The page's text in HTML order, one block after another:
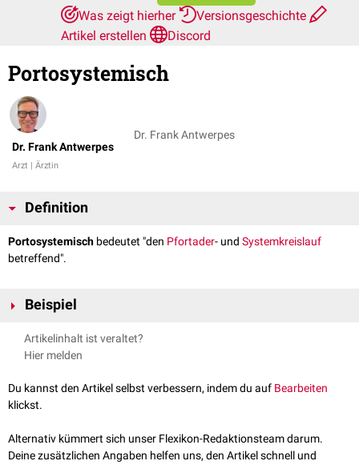
Was zeigt hierher
Versionsgeschichte
Artikel erstellen
Discord
Portosystemisch
Dr. Frank Antwerpes
Arzt | Ärztin
Dr. Frank Antwerpes
Definition
Portosystemisch bedeutet "den Pfortader- und Systemkreislauf
betreffend".
Beispiel
portosystemischer Shunt
Artikelinhalt ist veraltet?
Hier melden
Du kannst den Artikel selbst verbessern, indem du auf Bearbeiten
klickst.
Alternativ kümmert sich unser Flexikon-Redaktionsteam darum.
Deine zusätzlichen Angaben helfen uns, den Artikel schnell und